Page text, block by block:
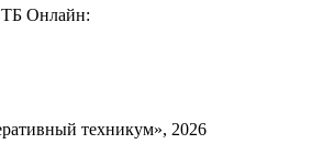
Онлайн:
техникум», 2026